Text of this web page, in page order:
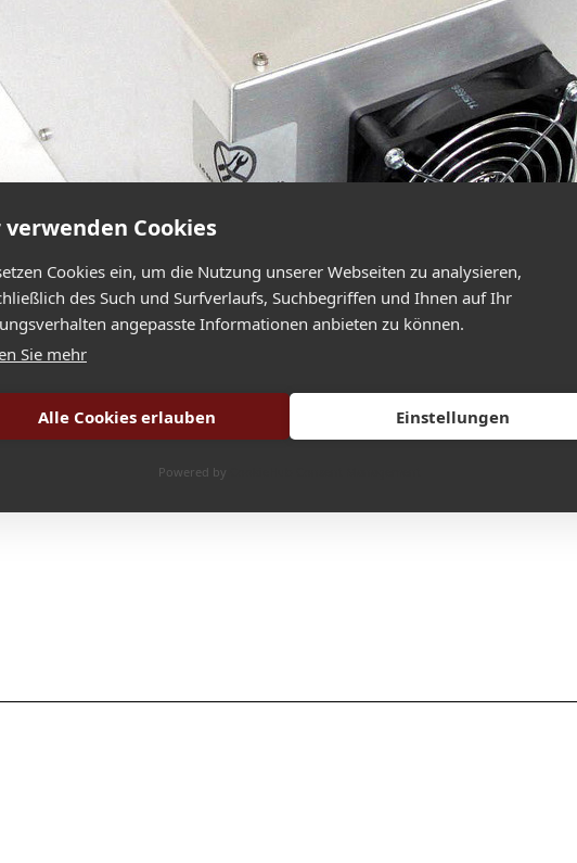
verwenden Cookies
Cookies ein, um die Nutzung unserer Webseiten zu analysieren,
des Such und Surfverlaufs, Suchbegriffen und Ihnen auf Ihr
angepasste Informationen anbieten zu können.
Sie mehr
Alle Cookies erlauben Einstellungen
Powered by